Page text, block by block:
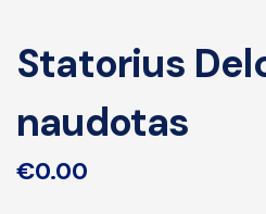
Statorius
naudotas
€0.00